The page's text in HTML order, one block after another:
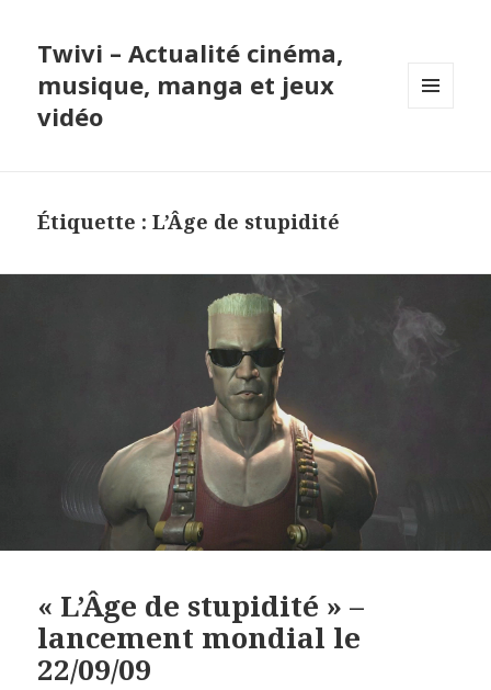
Twivi – Actualité cinéma,
musique, manga et jeux
vidéo
Étiquette :L’Âge de stupidité
« L’Âge de stupidité » –
lancement mondial le
22/09/09